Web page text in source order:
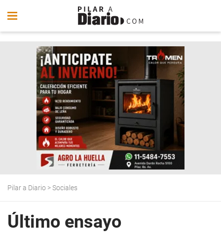
Pilar a Diario >Sociales
Último ensayo